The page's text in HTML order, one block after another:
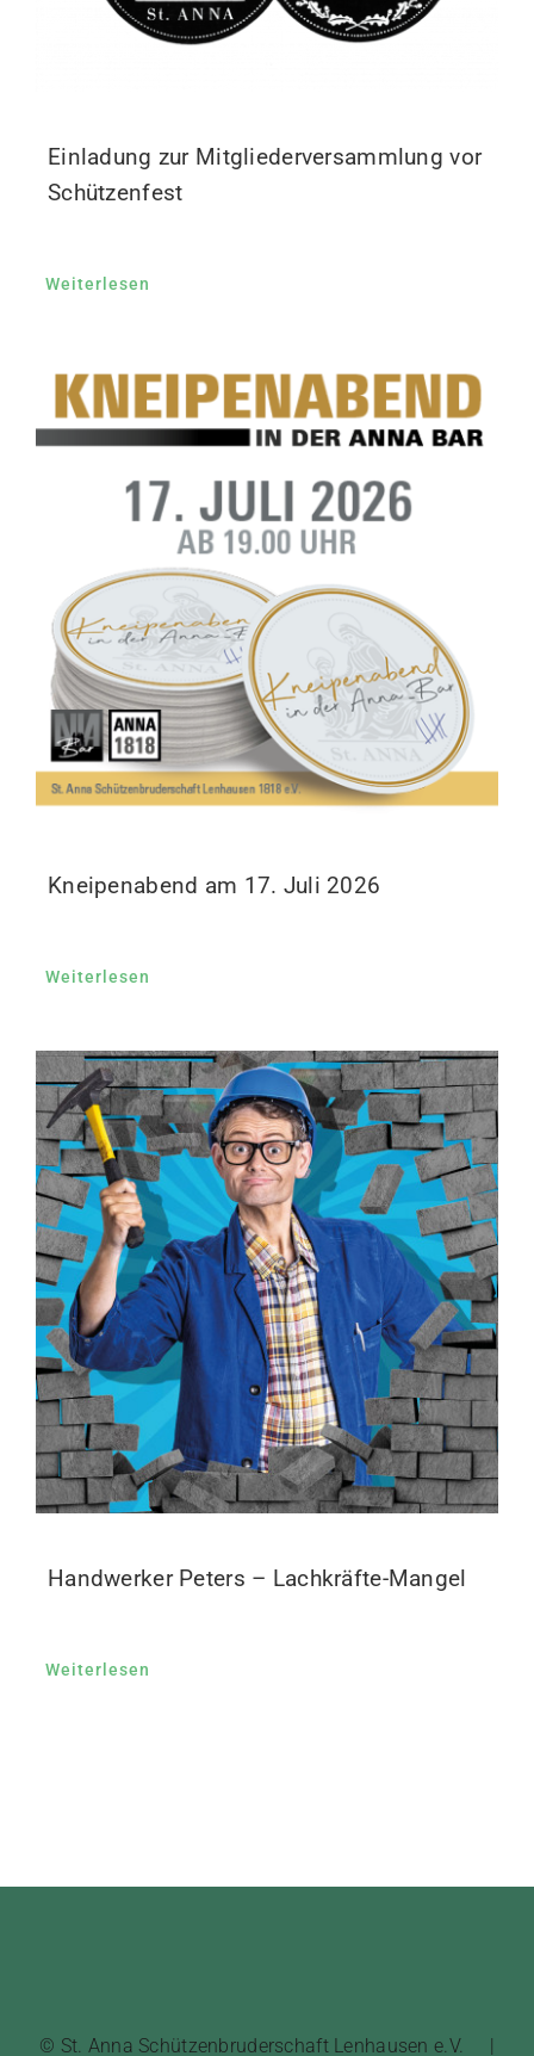
Einladung zur Mitgliederversammlung vor
Schützenfest
Weiterlesen
Kneipenabend am 17. Juli 2026
Weiterlesen
Handwerker Peters – Lachkräfte-Mangel
Weiterlesen
© St. Anna Schützenbruderschaft Lenhausen e.V. |